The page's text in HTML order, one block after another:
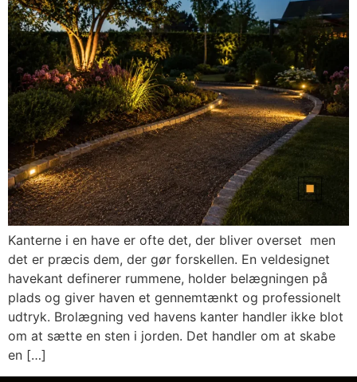
Kanterne i en have er ofte det, der bliver overset men
det er præcis dem, der gør forskellen. En veldesignet
havekant definerer rummene, holder belægningen på
plads og giver haven et gennemtænkt og professionelt
udtryk. Brolægning ved havens kanter handler ikke blot
om at sætte en sten i jorden. Det handler om at skabe
en […]